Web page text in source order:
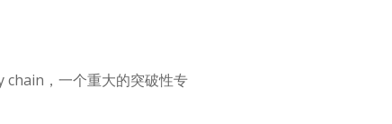
chain，一个重大的突破性专